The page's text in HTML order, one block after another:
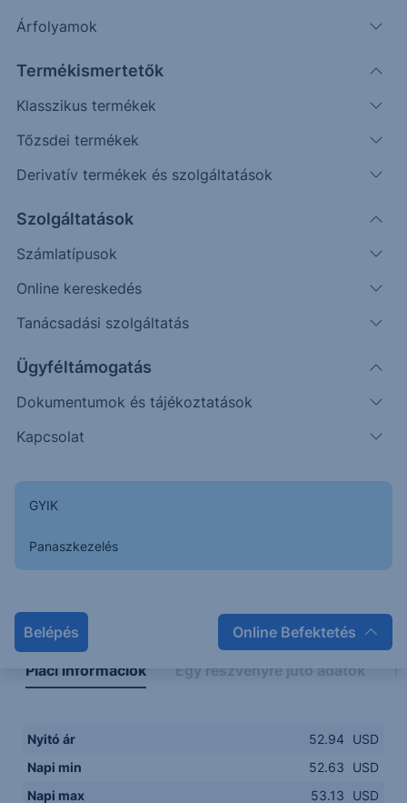
Árfolyamok
Termékismertetők
Klasszikus termékek
Tőzsdei termékek
Derivatív termékek és szolgáltatások
Szolgáltatások
Számlatípusok
Online kereskedés
Tanácsadási szolgáltatás
Ügyféltámogatás
Dokumentumok és tájékoztatások
Kapcsolat
GYIK
Panaszkezelés
Belépés Online Befektetés
52.6000
52.7000
52.8000
53.0000
53.1000
Napon belüli Historikus
Piaci információk Egy részvényre jutó adatok
Nyitó ár 52.94
USD
Napi min
52.63
USD
Napi max
53.13
USD